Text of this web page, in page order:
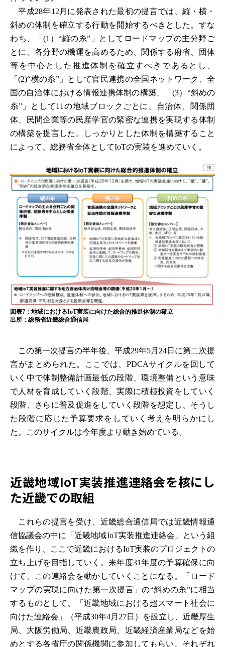
平成28年12月に発表された最初の提言では、縦・横・
斜めの体制を確立する行動を開始するべきとした。すな
わち、「(1）“縦の糸”」としてロードマップの主分野ご
とに、各分野の機運を高めるため、関係する府省、団体
等を中心とした推進体制を確立すべきであるとし、
「(2)“横の糸”」として官民連携の全国ネットワーク、全
国の自治体における情報連携体制の構築、「(3）“斜めの
糸”」として11の地域ブロックごとに、自治体、関係団
体、民間企業等の民産学官の緊密な連携を実現する体制
の構築を提言した。しっかりとした体制を構築すること
によって、総務省全体としてIoTの実装を進めていく。
図表7：地域におけるIoT実装に向けた総合的推進体制の確立
出所：総務省近畿総合通信局
この第一次提言の半年後、平成29年5月24日に第二次提
言がまとめられた。ここでは、PDCAサイクルを回して
いく中で体制整備計画最低の段階、環境整備という意味
で人材を育成していく段階、実際に積極投資をしていく
段階、さらに普及促進をしていく段階を想定し、そうし
た段階に応じた予算要求をしていく考えを明らかにし
た。このサイクルは今年度より動き始めている。
近畿地域IoT実装推進連絡会を核にし
た近畿での取組
これらの提言を受け、近畿総合通信局では近畿情報通
信協議会の中に「近畿地域IoT実装推進連絡会」という組
織を作り、ここで近畿におけるIoT実装のプロジェクトの
立ち上げを目指していく。来年度31年度の予算確保に向
けて、この連絡会を動かしていくことになる。「ロード
マップの実現に向けた第一次提言」の“斜めの糸”に相当
するものとして、「近畿地域における超スマート社会に
向けた連絡会」（平成30年4月27日）を設立し、近畿厚生
局、大阪労働局、近畿農政局、近畿経済産業局などを始
めとする各省庁の関係機関に参加してもらい、それぞれ